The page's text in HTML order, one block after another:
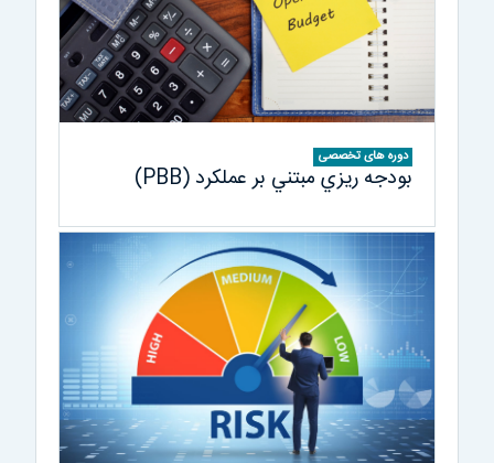
دوره های تخصصی
بودجه ريزي مبتني بر عملكرد (PBB)